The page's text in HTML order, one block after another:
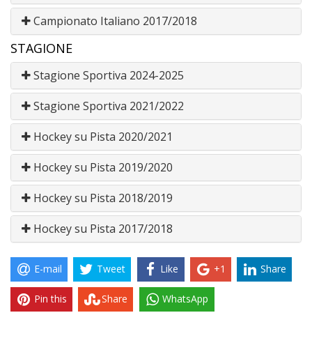
Campionato Italiano 2017/2018
STAGIONE
Stagione Sportiva 2024-2025
Stagione Sportiva 2021/2022
Hockey su Pista 2020/2021
Hockey su Pista 2019/2020
Hockey su Pista 2018/2019
Hockey su Pista 2017/2018
E-mail Tweet Like +1 Share
Pin this Share WhatsApp